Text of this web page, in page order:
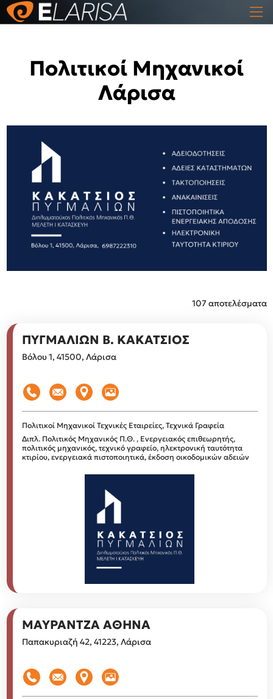
Πολιτικοί Μηχανικοί
Λάρισα
107 αποτελέσματα
ΠΥΓΜΑΛΙΩΝ Β. ΚΑΚΑΤΣΙΟΣ
Βόλου 1, 41500, Λάρισα
Πολιτικοί Μηχανικοί Τεχνικές Εταιρείες, Τεχνικά Γραφεία
Διπλ. Πολιτικός Μηχανικός Π.Θ. , Ενεργειακός επιθεωρητής,
πολιτικός μηχανικός, τεχνικό γραφείο, ηλεκτρονική ταυτότητα
κτιρίου, ενεργειακά πιστοποιητικά, έκδοση οικοδομικών αδειών
ΜΑΥΡΑΝΤΖΑ ΑΘΗΝΑ
Παπακυριαζή 42, 41223, Λάρισα